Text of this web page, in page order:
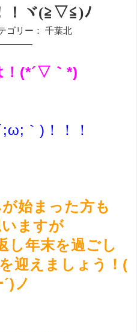
！ヾ(≧▽≦)ﾉ
ゴリー： 千葉北
！(*´▽｀*)
｀)！！！
始まった方も
ますが
し年末を過ごし
迎えましょう！(
´)ノ